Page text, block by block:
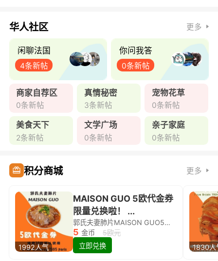
华人社区 更多
闲聊法国
4条新帖
你问我答
0条新帖
商家自荐区
0条新帖
真情秘密
3条新帖
宠物花草
0条新帖
美食天下
2条新帖
文学广场
0条新帖
亲子家庭
0条新帖
积分商城 更多
1992人气
MAISON GUO 5欧代金券
限量兑换啦！ ...
郭氏夫妻肺片MAISON GUO5欧代金券限量兑换啦！
5 金币
5欧元
立即兑换
1830人